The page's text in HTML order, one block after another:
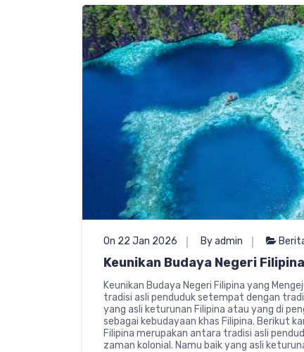
On 22 Jan 2026 By admin
Keunikan Budaya Negeri
Keunikan Budaya Negeri Filipina yang
tradisi asli penduduk setempat dengan
yang asli keturunan Filipina atau yang di
sebagai kebudayaan khas Filipina. Berikut
Filipina merupakan antara tradisi asli
zaman kolonial. Namu baik yang asli